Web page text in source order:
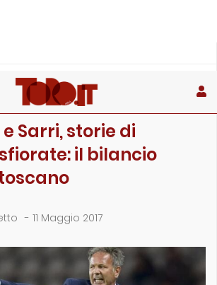
Sarri, storie di
il bilancio
- 11 Maggio 2017